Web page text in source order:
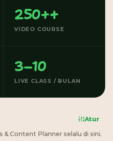
250++
VIDEO COURSE
3–10
LIVE CLASS / BULAN
Atur
& Content Planner selalu di sini.